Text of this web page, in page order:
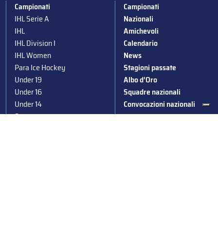
Campionati
IHL Serie A
IHL
IHL Division I
IHL Women
Para Ice Hockey
Under 19
Under 16
Under 14
Supercoppa
Campionati
Nazionali
Amichevoli
Calendario
News
Stagioni passate
Albo d’Oro
Squadre nazionali
Convocazioni nazionali